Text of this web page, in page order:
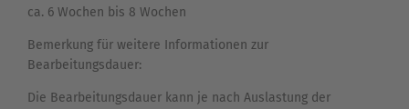
ca. 6 Wochen bis 8 Wochen
Bemerkung für weitere Informationen zur
Bearbeitungsdauer:
Die Bearbeitungsdauer kann je nach Auslastung der